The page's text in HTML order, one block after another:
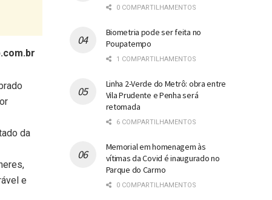
da
e
0 COMPARTILHAMENTOS
Biometria pode ser feita no
Poupatempo
1 COMPARTILHAMENTOS
Linha 2-Verde do Metrô: obra entre
Vila Prudente e Penha será
retomada
6 COMPARTILHAMENTOS
Memorial em homenagem às
vítimas da Covid é inaugurado no
Parque do Carmo
0 COMPARTILHAMENTOS